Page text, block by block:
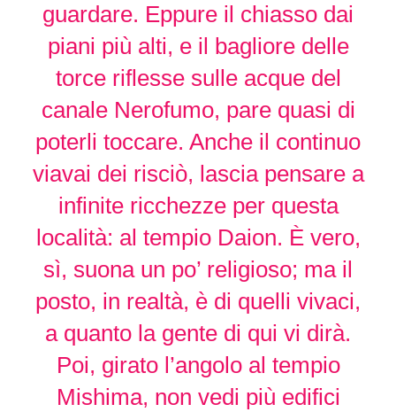
guardare. Eppure il chiasso dai
piani più alti, e il bagliore delle
torce riflesse sulle acque del
canale Nerofumo, pare quasi di
poterli toccare. Anche il continuo
viavai dei risciò, lascia pensare a
infinite ricchezze per questa
località: al tempio Daion. È vero,
sì, suona un po’ religioso; ma il
posto, in realtà, è di quelli vivaci,
a quanto la gente di qui vi dirà.
Poi, girato l’angolo al tempio
Mishima, non vedi più edifici